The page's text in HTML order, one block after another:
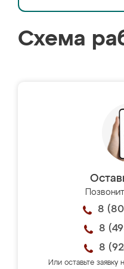
Схема
8
8
8
Или оставьте заявку